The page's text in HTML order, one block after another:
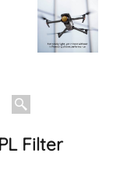
Filter